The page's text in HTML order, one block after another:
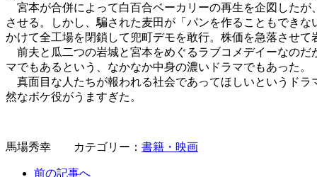
宮本が合併によって白百合ベーカリーの再生を企図したが
させる。しかし、騙された麦田が「パンを作ることもでき
かけて全工場を閉鎖して兜町デモを敢行。株価を急落させ
前夫と瓜二つの岩城と宮本をめぐるラブコメデイーなのだ
マでもあるという、なかなか中身の濃いドラマでもあった。
真面目な人たちが報われる社会であってほしいというドラ
然なボケ役がうますぎた。
馬場秀幸 カテゴリー： 書籍・映画
前の記事へ